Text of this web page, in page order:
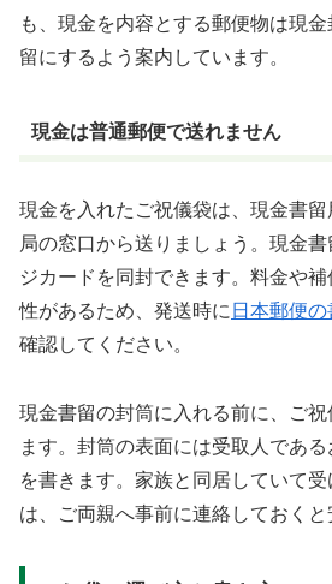
も、現金を内容とする郵便物は現
留にするよう案内しています。
現金は普通郵便で送れません
現金を入れたご祝儀袋は、現金書
局の窓口から送りましょう。現金
ジカードを同封できます。料金や
性があるため、発送時に 日本郵便
確認してください。
現金書留の封筒に入れる前に、ご
ます。封筒の表面には受取人であ
を書きます。家族と同居していて
は、ご両親へ事前に連絡しておくと